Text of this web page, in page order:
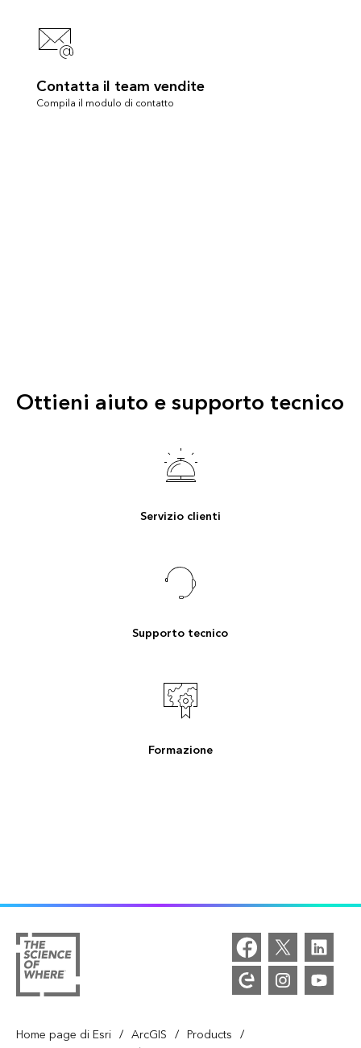
Contatta il team vendite
Compila il modulo di contatto
Ottieni aiuto e supporto tecnico
Servizio clienti
Supporto tecnico
Formazione
Home page di Esri / ArcGIS / Products /